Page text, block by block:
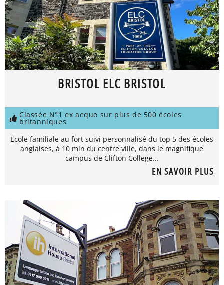
BRISTOL ELC BRISTOL
Classée N°1 ex aequo sur plus de 500 écoles
britanniques
Ecole familiale au fort suivi personnalisé du top 5 des écoles
anglaises, à 10 min du centre ville, dans le magnifique
campus de Clifton College...
EN SAVOIR PLUS